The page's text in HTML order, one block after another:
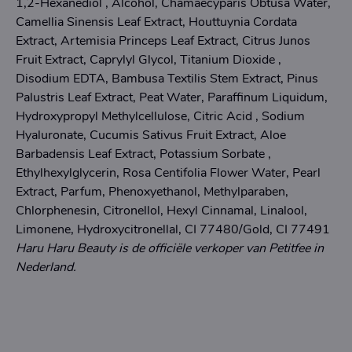
Camellia Sinensis Leaf Extract, Houttuynia Cordata
Extract, Artemisia Princeps Leaf Extract, Citrus Junos
Fruit Extract, Caprylyl Glycol, Titanium Dioxide ,
Disodium EDTA, Bambusa Textilis Stem Extract, Pinus
Palustris Leaf Extract, Peat Water, Paraffinum Liquidum,
Hydroxypropyl Methylcellulose, Citric Acid , Sodium
Hyaluronate, Cucumis Sativus Fruit Extract, Aloe
Barbadensis Leaf Extract, Potassium Sorbate ,
Ethylhexylglycerin, Rosa Centifolia Flower Water, Pearl
Extract, Parfum, Phenoxyethanol, Methylparaben,
Chlorphenesin, Citronellol, Hexyl Cinnamal, Linalool,
Limonene, Hydroxycitronellal, CI 77480/Gold, CI 77491
Haru Haru Beauty is de officiële verkoper van Petitfee in
Nederland.